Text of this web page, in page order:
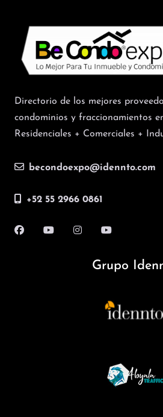
Directorio de los mejores
condominios y fraccionamientos
Residenciales + Comerciales +
becondoexpo@idennto.com
+52 55 2966 0861
Grupo